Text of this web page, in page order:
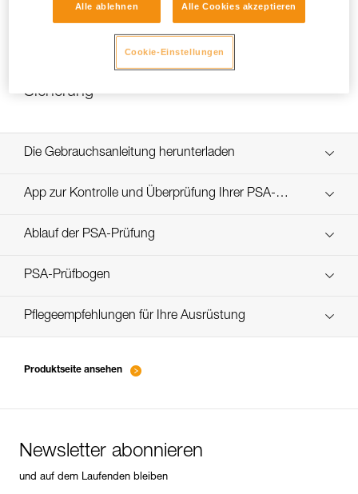
Auswechseln der DUAL-Kinnband-
Sicherung
Die Gebrauchsanleitung herunterladen
Technical Notice
App zur Kontrolle und Überprüfung Ihrer PSA-
Bestände Entdecken Sie ePPEcentre
Ablauf der PSA-Prüfung
verif-EPI-casques-PRO-procedure-DE
PSA-Prüfbogen
verif-EPI-casque-PRO-suivi-DE
Pflegeempfehlungen für Ihre Ausrüstung
Produktseite ansehen
Newsletter abonnieren
und auf dem Laufenden bleiben
Alle ablehnen Alle Cookies akzeptieren
Cookie-Einstellungen